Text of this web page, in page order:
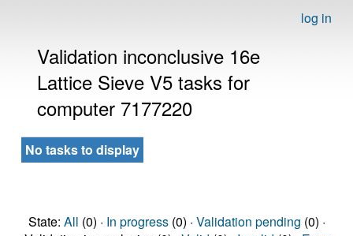
log in
Validation inconclusive 16e
Lattice Sieve V5 tasks for
computer 7177220
No tasks to display
State: All (0) · In progress(0) · Validation pending (0) ·